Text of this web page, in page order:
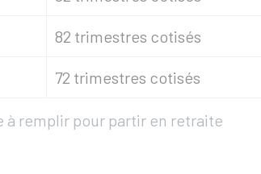
à remplir pour partir en retraite
82 trimestres cotisés
72 trimestres cotisés